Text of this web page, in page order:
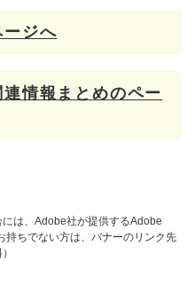
ージへ
情報まとめのペー
は、Adobe社が提供するAdobe
持ちでない方は、バナーのリンク先